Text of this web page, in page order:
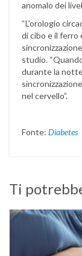
anomalo dei
“L’orologio
di cibo e il ferro
studio.
durante la
nel cervello”.
Fonte: Diabetes
Ti